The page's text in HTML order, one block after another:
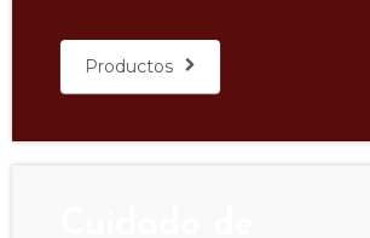
Productos